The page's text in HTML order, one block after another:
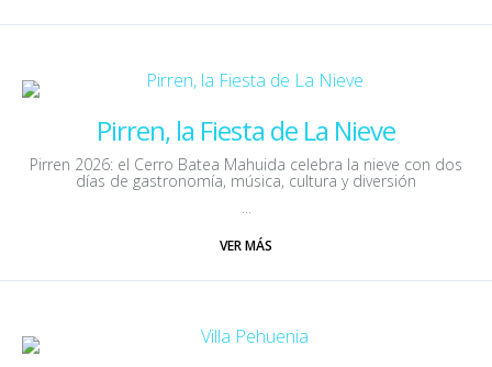
Pirren, la Fiesta de La Nieve
Pirren 2026: el Cerro Batea Mahuida celebra la nieve con dos
días de gastronomía, música, cultura y diversión
...
VER MÁS